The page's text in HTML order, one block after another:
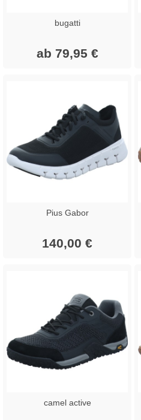
bugatti
ab 79,95 €
Pius Gabor
140,00 €
camel active